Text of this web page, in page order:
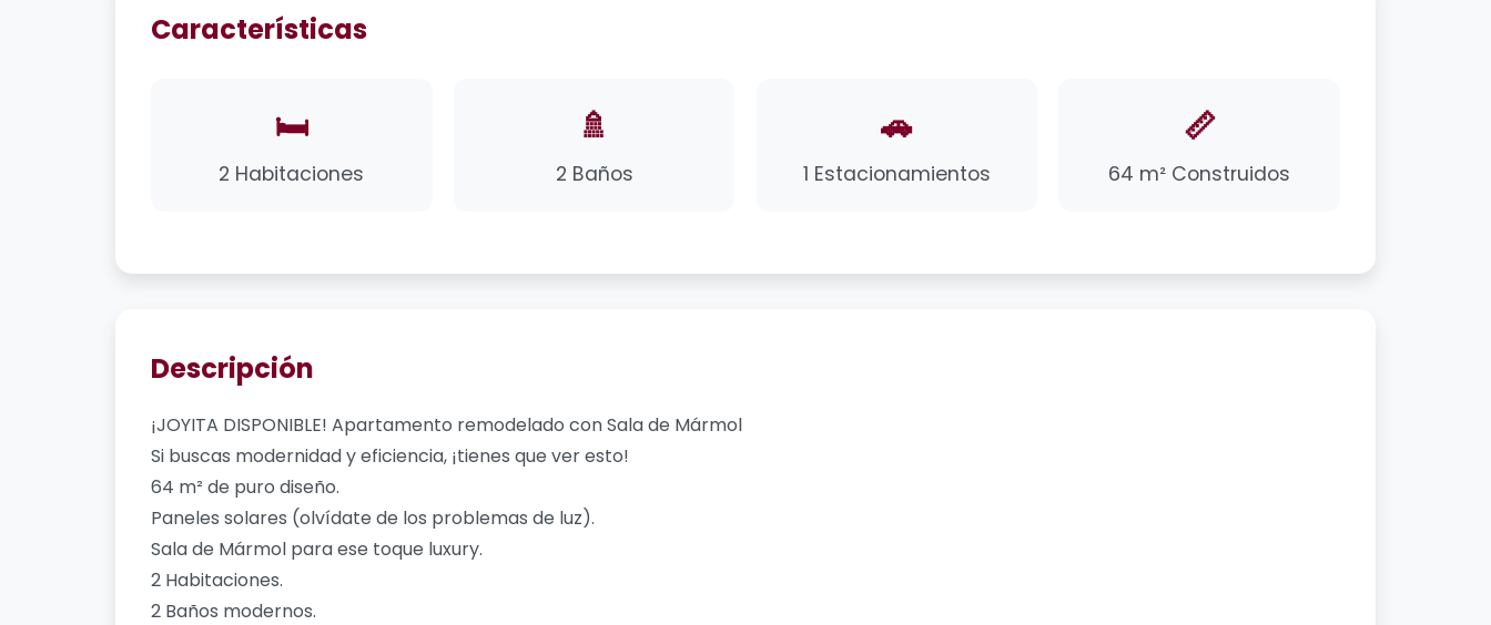
Características
🛏️
2 Habitaciones
🚿
2 Baños
🚗
1 Estacionamientos
📏
64 m² Construidos
Descripción
¡JOYITA DISPONIBLE! Apartamento remodelado con Sala de Mármol
Si buscas modernidad y eficiencia, ¡tienes que ver esto!
64 m² de puro diseño.
Paneles solares (olvídate de los problemas de luz).
Sala de Mármol para ese toque luxury.
2 Habitaciones.
2 Baños modernos.